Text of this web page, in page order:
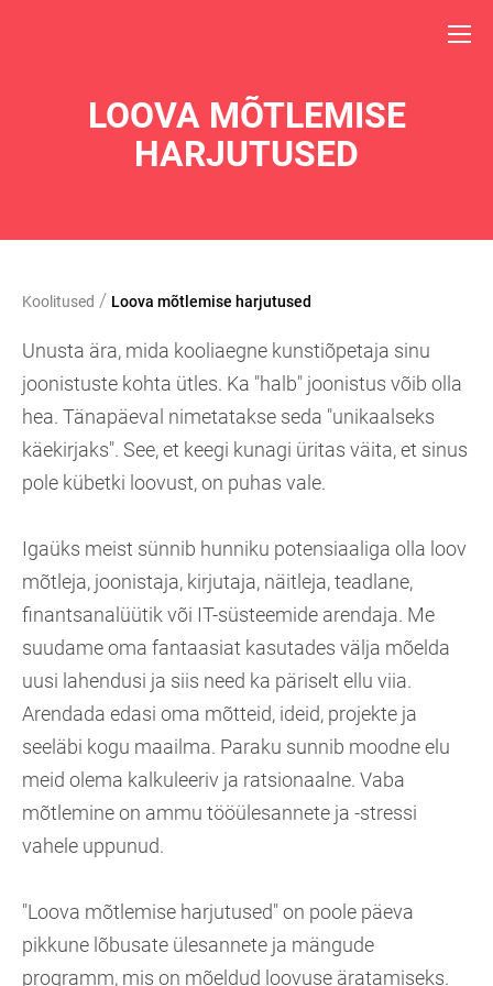
LOOVA MÕTLEMISE
HARJUTUSED
Koolitused / Loova mõtlemise harjutused
Unusta ära, mida kooliaegne kunstiõpetaja sinu
joonistuste kohta ütles. Ka "halb" joonistus võib olla
hea. Tänapäeval nimetatakse seda "unikaalseks
käekirjaks". See, et keegi kunagi üritas väita, et sinus
pole kübetki loovust, on puhas vale.
Igaüks meist sünnib hunniku potensiaaliga olla loov
mõtleja, joonistaja, kirjutaja, näitleja, teadlane,
finantsanalüütik või IT-süsteemide arendaja. Me
suudame oma fantaasiat kasutades välja mõelda
uusi lahendusi ja siis need ka päriselt ellu viia.
Arendada edasi oma mõtteid, ideid, projekte ja
seeläbi kogu maailma. Paraku sunnib moodne elu
meid olema kalkuleeriv ja ratsionaalne. Vaba
mõtlemine on ammu tööülesannete ja -stressi
vahele uppunud.
"Loova mõtlemise harjutused" on poole päeva
pikkune lõbusate ülesannete ja mängude
programm, mis on mõeldud loovuse äratamiseks.